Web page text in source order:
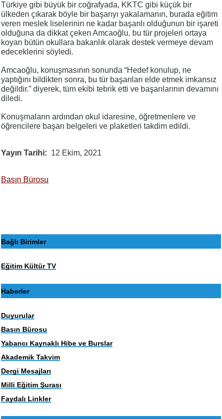
Türkiye gibi büyük bir coğrafyada, KKTC gibi küçük bir
ülkeden çıkarak böyle bir başarıyı yakalamanın, burada eğitim
veren meslek liselerinin ne kadar başarılı olduğunun bir işareti
olduğuna da dikkat çeken Amcaoğlu, bu tür projeleri ortaya
koyan bütün okullara bakanlık olarak destek vermeye devam
edeceklerini söyledi.
Amcaoğlu, konuşmasının sonunda “Hedef konulup, ne
yaptığını bildikten sonra, bu tür başarıları elde etmek imkansız
değildir.” diyerek, tüm ekibi tebrik etti ve başarılarının devamını
diledi.
Konuşmaların ardından okul idaresine, öğretmenlere ve
öğrencilere başarı belgeleri ve plaketleri takdim edildi.
Yayın Tarihi 12 Ekim, 2021
Basın Bürosu
Bağlı Birimler
Eğitim Kültür TV
Haberler
Duyurular
Basın Bürosu
Yabancı Kaynaklı Hibe ve Burslar
Akademik Takvim
Dergi Mesajları
Milli Eğitim Şurası
Faydalı Linkler